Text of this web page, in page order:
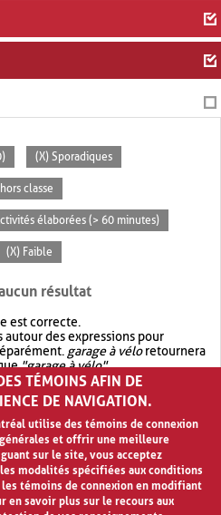
(X) Sporadiques
classe
élaborées (> 60 minutes)
(X) Faible
résultat
est correcte.
des expressions pour
garage à véloretournera
"garage à vélo".
avec OR.garage OR vélo
résultat quegarage à vélo
TÉMOINS AFIN DE
DE NAVIGATION.
utilise des témoins de connexion
et offrir une meilleure
sur le site, vous acceptez
modalités spécifiées aux conditions
témoins de connexion en modifiant
en savoir plus sur le recours aux